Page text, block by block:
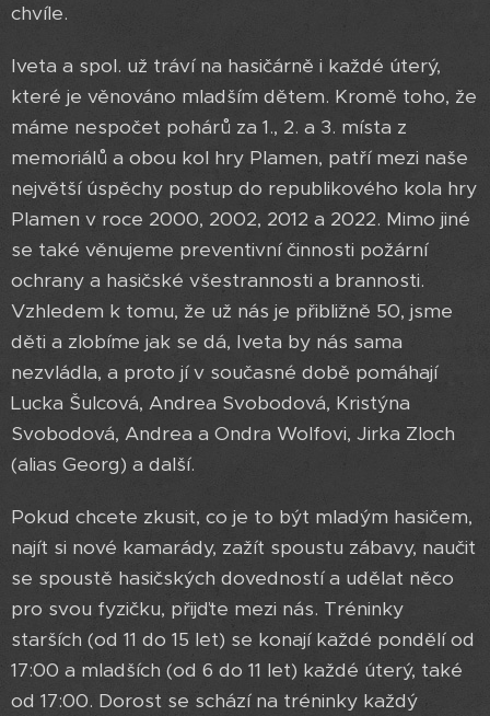
chvíle.
Iveta a spol. už tráví na hasičárně i každé úterý,
které je věnováno mladším dětem. Kromě toho, že
máme nespočet pohárů za 1., 2. a 3. místa z
memoriálů a obou kol hry Plamen, patří mezi naše
největší úspěchy postup do republikového kola hry
Plamen v roce 2000, 2002, 2012 a 2022. Mimo jiné
se také věnujeme preventivní činnosti požární
ochrany a hasičské všestrannosti a brannosti.
Vzhledem k tomu, že už nás je přibližně 50, jsme
děti a zlobíme jak se dá, Iveta by nás sama
nezvládla, a proto jí v současné době pomáhají
Lucka Šulcová, Andrea Svobodová, Kristýna
Svobodová, Andrea a Ondra Wolfovi, Jirka Zloch
(alias Georg) a další.
Pokud chcete zkusit, co je to být mladým hasičem,
najít si nové kamarády, zažít spoustu zábavy, naučit
se spoustě hasičských dovedností a udělat něco
pro svou fyzičku, přijďte mezi nás. Tréninky
starších (od 11 do 15 let) se konají každé pondělí od
17:00 a mladších (od 6 do 11 let) každé úterý, také
od 17:00. Dorost se schází na tréninky každý